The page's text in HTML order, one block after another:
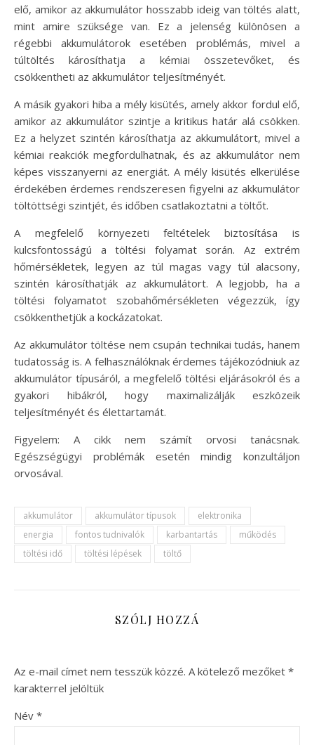
elő, amikor az akkumulátor hosszabb ideig van töltés alatt,
mint amire szüksége van. Ez a jelenség különösen a
régebbi akkumulátorok esetében problémás, mivel a
túltöltés károsíthatja a kémiai összetevőket, és
csökkentheti az akkumulátor teljesítményét.
A másik gyakori hiba a mély kisütés, amely akkor fordul elő,
amikor az akkumulátor szintje a kritikus határ alá csökken.
Ez a helyzet szintén károsíthatja az akkumulátort, mivel a
kémiai reakciók megfordulhatnak, és az akkumulátor nem
képes visszanyerni az energiát. A mély kisütés elkerülése
érdekében érdemes rendszeresen figyelni az akkumulátor
töltöttségi szintjét, és időben csatlakoztatni a töltőt.
A megfelelő környezeti feltételek biztosítása is
kulcsfontosságú a töltési folyamat során. Az extrém
hőmérsékletek, legyen az túl magas vagy túl alacsony,
szintén károsíthatják az akkumulátort. A legjobb, ha a
töltési folyamatot szobahőmérsékleten végezzük, így
csökkenthetjük a kockázatokat.
Az akkumulátor töltése nem csupán technikai tudás, hanem
tudatosság is. A felhasználóknak érdemes tájékozódniuk az
akkumulátor típusáról, a megfelelő töltési eljárásokról és a
gyakori hibákról, hogy maximalizálják eszközeik
teljesítményét és élettartamát.
Figyelem: A cikk nem számít orvosi tanácsnak.
Egészségügyi problémák esetén mindig konzultáljon
orvosával.
akkumulátor akkumulátor típusok
elektronika
energia
fontos tudnivalók karbantartás
működés
töltési idő
töltési lépések töltő
SZÓLJ HOZZÁ
Az e-mail címet nem tesszük közzé. A kötelező mezőket *
karakterrel jelöltük
Név *